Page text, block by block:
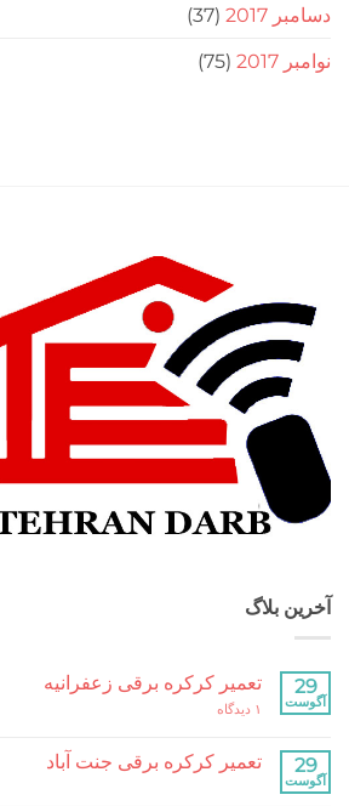
(37)
(75)
تعمیر کرکره برقی زعفرانیه
۱ دیدگاه
برای
برقی
زعفرانیه
تعمیر کرکره برقی جنت آباد
هیچ